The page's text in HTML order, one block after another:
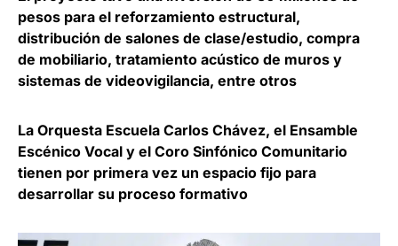
pesos para el reforzamiento estructural,
distribución de salones de clase/estudio, compra
de mobiliario, tratamiento acústico de muros y
sistemas de videovigilancia, entre otros
La Orquesta Escuela Carlos Chávez, el Ensamble
Escénico Vocal y el Coro Sinfónico Comunitario
tienen por primera vez un espacio fijo para
desarrollar su proceso formativo